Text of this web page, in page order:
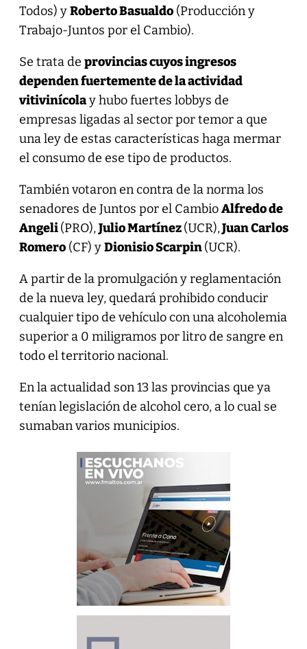
Todos) yRoberto Basualdo(Producción y
Trabajo-Juntos por el Cambio).
Se trata de provincias cuyos ingresos
dependen fuertemente de la actividad
vitivinícolay hubo fuertes lobbys de
empresas ligadas al sector por temor a que
una ley de estas características haga mermar
el consumo de ese tipo de productos.
También votaron en contra de la norma los
senadores de Juntos por el CambioAlfredo de
Angeli(PRO),Julio Martínez(UCR),Juan Carlos
Romero(CF) yDionisio Scarpin(UCR).
A partir de la promulgación y reglamentación
de la nueva ley, quedará prohibido conducir
cualquier tipo de vehículo con una alcoholemia
superior a 0 miligramos por litro de sangre en
todo el territorio nacional.
En la actualidad son 13 las provincias que ya
tenían legislación de alcohol cero, a lo cual se
sumaban varios municipios.